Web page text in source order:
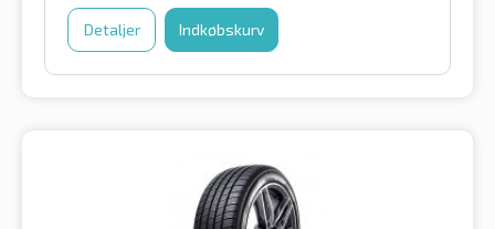
Detaljer Indkøbskurv